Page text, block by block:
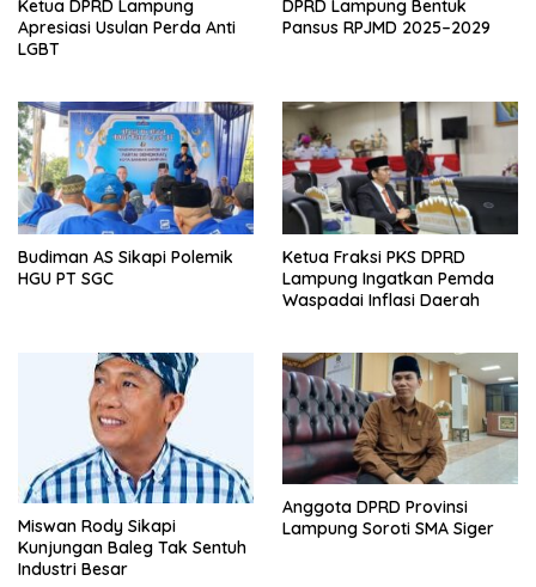
Ketua DPRD Lampung
Apresiasi Usulan Perda Anti
LGBT
DPRD Lampung Bentuk
Pansus RPJMD 2025–2029
Budiman AS Sikapi Polemik
HGU PT SGC
Ketua Fraksi PKS DPRD
Lampung Ingatkan Pemda
Waspadai Inflasi Daerah
Miswan Rody Sikapi
Kunjungan Baleg Tak Sentuh
Industri Besar
Anggota DPRD Provinsi
Lampung Soroti SMA Siger